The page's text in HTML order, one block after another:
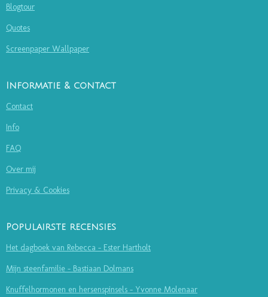
Blogtour
Quotes
Screenpaper Wallpaper
Informatie & contact
Contact
Info
FAQ
Over mij
Privacy & Cookies
Populairste recensies
Het dagboek van Rebecca - Ester Hartholt
Mijn steenfamilie - Bastiaan Dolmans
Knuffelhormonen en hersenspinsels - Yvonne Molenaar